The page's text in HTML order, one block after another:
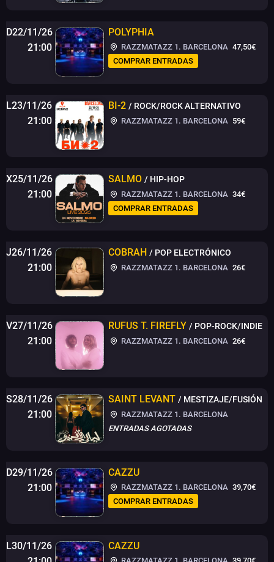
D22/11/26
21:00
POLYPHIA
RAZZMATAZZ 1. BARCELONA 47,50€
COMPRAR ENTRADAS
L23/11/26
21:00
BI-2 / ROCK/ROCK ALTERNATIVO
RAZZMATAZZ 1. BARCELONA 59€
X25/11/26
21:00
SALMO / HIP-HOP
RAZZMATAZZ 1. BARCELONA 34€
COMPRAR ENTRADAS
J26/11/26
21:00
COBRAH / POP ELECTRÓNICO
RAZZMATAZZ 1. BARCELONA 26€
V27/11/26
21:00
RUFUS T. FIREFLY / POP-ROCK/INDIE
RAZZMATAZZ 1. BARCELONA 26€
S28/11/26
21:00
SAINT LEVANT / MESTIZAJE/FUSIÓN
RAZZMATAZZ 1. BARCELONA
ENTRADAS AGOTADAS
D29/11/26
21:00
CAZZU
RAZZMATAZZ 1. BARCELONA 39,70€
COMPRAR ENTRADAS
L30/11/26
CAZZU